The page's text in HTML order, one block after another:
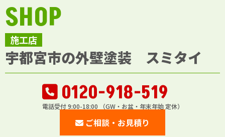
施工店
SHOP
宇都宮市の外壁塗装 スミタイ
0120-918-519
電話受付 9:00-18:00 （GW・お盆・年末年始 定休）
ご相談・お見積り